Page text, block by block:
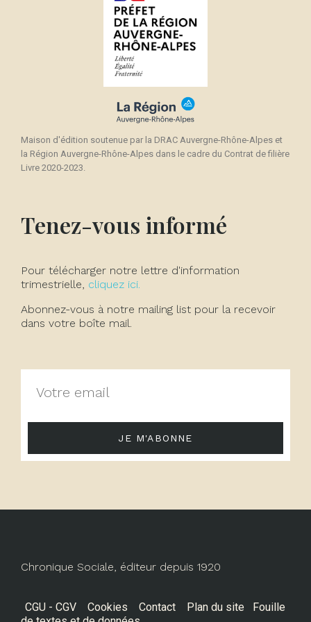
Maison d'édition soutenue par la DRAC Auvergne-Rhône-Alpes et
la Région Auvergne-Rhône-Alpes dans le cadre du Contrat de filière
Livre 2020-2023.
Tenez-vous informé
Pour télécharger notre lettre d'information
trimestrielle, cliquez ici.
Abonnez-vous à notre mailing list pour la recevoir
dans votre boîte mail.
JE M'ABONNE
Chronique Sociale, éditeur depuis 1920
CGU - CGV Cookies Contact Plan du site
Fouille